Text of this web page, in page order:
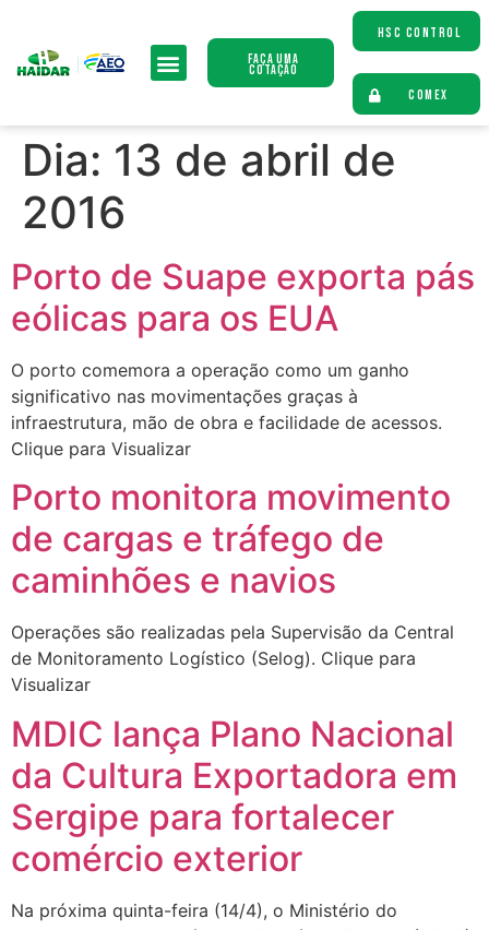
Faça uma
Cotação
HSC CONTROL
COMEX
Dia: 13 de abril de
2016
Porto de Suape exporta pás
eólicas para os EUA
O porto comemora a operação como um ganho
significativo nas movimentações graças à
infraestrutura, mão de obra e facilidade de acessos.
Clique para Visualizar
Porto monitora movimento
de cargas e tráfego de
caminhões e navios
Operações são realizadas pela Supervisão da Central
de Monitoramento Logístico (Selog). Clique para
Visualizar
MDIC lança Plano Nacional
da Cultura Exportadora em
Sergipe para fortalecer
comércio exterior
Na próxima quinta-feira (14/4), o Ministério do